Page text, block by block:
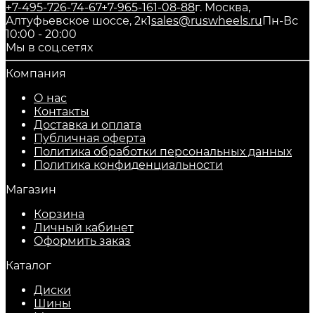
+7-495-726-74-67+7-965-161-08-88г. Москва,
Алтуфьевское шоссе, 2к1sales@ruswheels.ru Пн-Вс
10:00 - 20:00
Мы в соц.сетях
Компания
О нас
Контакты
Доставка и оплата
Публичная оферта
Политика обработки персональных данных
​Политика конфиденциальности
Магазин
Корзина
Личный кабинет
Оформить заказ
Каталог
Диски
Шины